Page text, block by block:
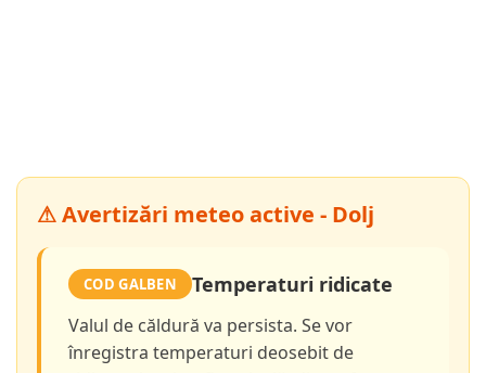
⚠ Avertizări meteo active - Dolj
COD GALBEN Temperaturi ridicate
Valul de căldură va persista. Se vor
înregistra temperaturi deosebit de